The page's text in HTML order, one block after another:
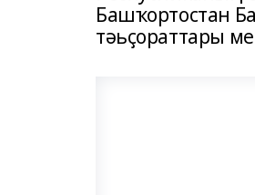
Башҡортостан
тәьҫораттары